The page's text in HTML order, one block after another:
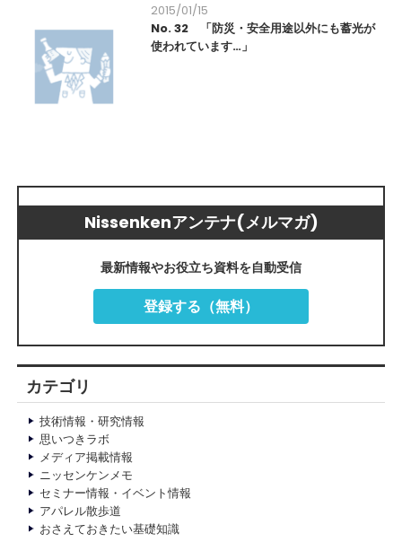
2015/01/15
No. 32 「防災・安全用途以外にも蓄光が
使われています…」
Nissenkenアンテナ(メルマガ)
最新情報やお役立ち資料を自動受信
登録する（無料）
カテゴリ
技術情報・研究情報
思いつきラボ
メディア掲載情報
ニッセンケンメモ
セミナー情報・イベント情報
アパレル散歩道
おさえておきたい基礎知識